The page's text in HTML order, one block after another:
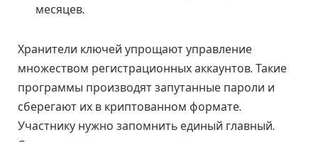
месяцев.
Хранители ключей упрощают управление
множеством регистрационных аккаунтов. Такие
программы производят запутанные пароли и
сберегают их в криптованном формате.
Участнику нужно запомнить единый главный.